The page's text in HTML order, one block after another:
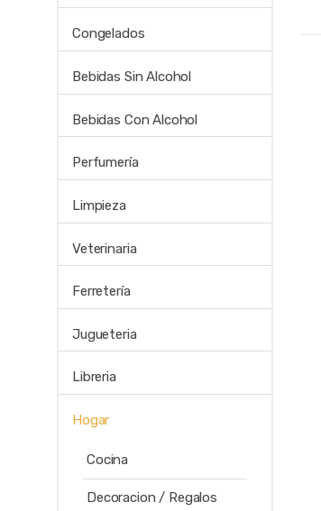
Congelados
Bebidas Sin Alcohol
Bebidas Con Alcohol
Perfumería
Limpieza
Veterinaria
Ferretería
Jugueteria
Libreria
Hogar
Cocina
Decoracion / Regalos